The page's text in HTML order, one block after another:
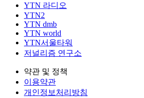
YTN 라디오
YTN2
YTN dmb
YTN world
YTN서울타워
저널리즘 연구소
약관 및 정책
이용약관
개인정보처리방침